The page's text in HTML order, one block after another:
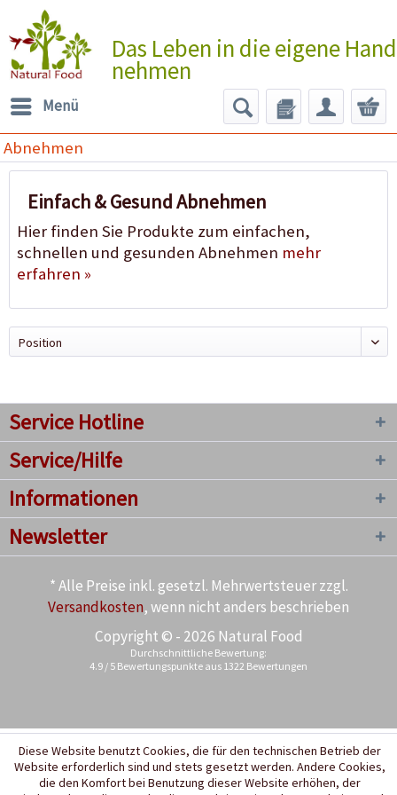
Das Leben in die eigene Hand
nehmen
Menü
Abnehmen
Einfach & Gesund Abnehmen
Hier finden Sie Produkte zum einfachen,
schnellen und gesunden Abnehmen mehr
erfahren »
Service Hotline
Service/Hilfe
Informationen
Newsletter
* Alle Preise inkl. gesetzl. Mehrwertsteuer zzgl.
Versandkosten, wenn nicht anders beschrieben
Copyright © - 2026 Natural Food
Durchschnittliche Bewertung:
4.9 / 5 Bewertungspunkte aus 1322 Bewertungen
Diese Website benutzt Cookies, die für den technischen Betrieb der
Website erforderlich sind und stets gesetzt werden. Andere Cookies,
die den Komfort bei Benutzung dieser Website erhöhen, der